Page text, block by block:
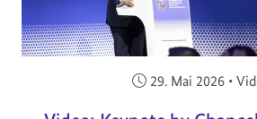
Veröffentlicht am:
29. Mai 2026 •